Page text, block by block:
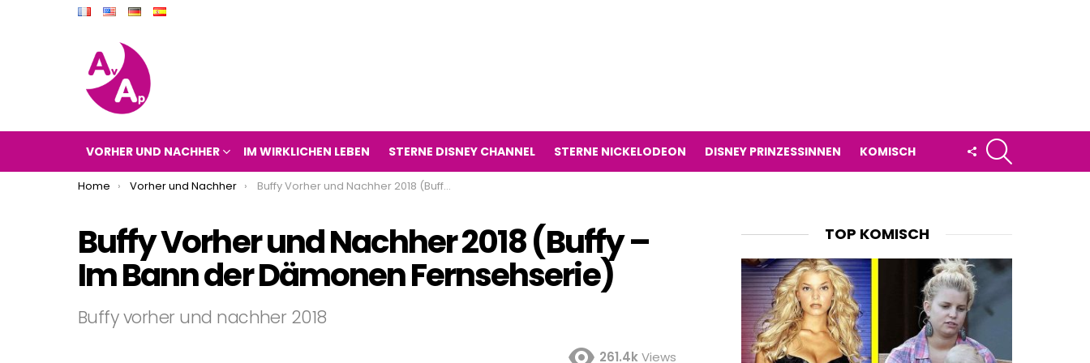
VORHER UND NACHHER IM WIRKLICHEN LEBEN STERNE DISNEY CHANNEL STERNE NICKELODEON DISNEY PRINZESSINNEN KOMISCH
FOLLOW
US
You are here:
Home Vorher und Nachher Buffy Vorher und Nachher 2018 (Buffy – Im Bann der Dämonen Fernsehserie)
Buffy Vorher und Nachher 2018 (Buffy –
Im Bann der Dämonen Fernsehserie)
Buffy vorher und nachher 2018
261.4kViews
TOP KOMISCH